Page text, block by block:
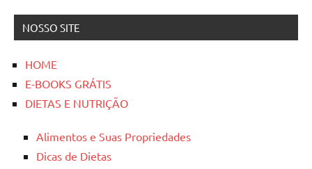
NOSSO SITE
HOME
E-BOOKS GRÁTIS
DIETAS E NUTRIÇÃO
Alimentos e Suas Propriedades
Dicas de Dietas